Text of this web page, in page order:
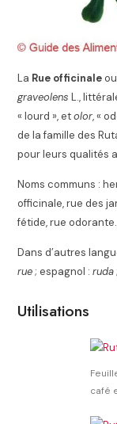
La Rue officinaleou
graveolens L.,
« lourd », etolor, «
de la famille des
pour leurs qualités
Noms communs :
officinale, rue des
fétide, rue odorante.
Dans d’autres
rue; espagnol :ruda
Utilisations
café